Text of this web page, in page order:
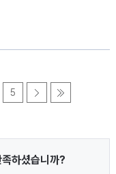
5
하셨습니까?